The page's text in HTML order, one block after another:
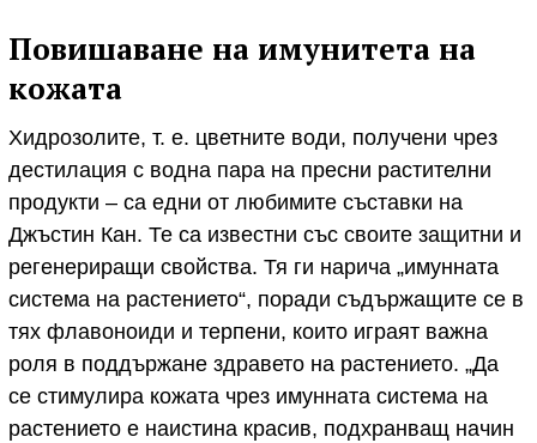
Повишаване на имунитета на
кожата
Хидрозолите, т. е. цветните води, получени чрез
дестилация с водна пара на пресни растителни
продукти – са едни от любимите съставки на
Джъстин Кан. Те са известни със своите защитни и
регенериращи свойства. Тя ги нарича „имунната
система на растението“, поради съдържащите се в
тях флавоноиди и терпени, които играят важна
роля в поддържане здравето на растението. „Да
се стимулира кожата чрез имунната система на
растението е наистина красив, подхранващ начин